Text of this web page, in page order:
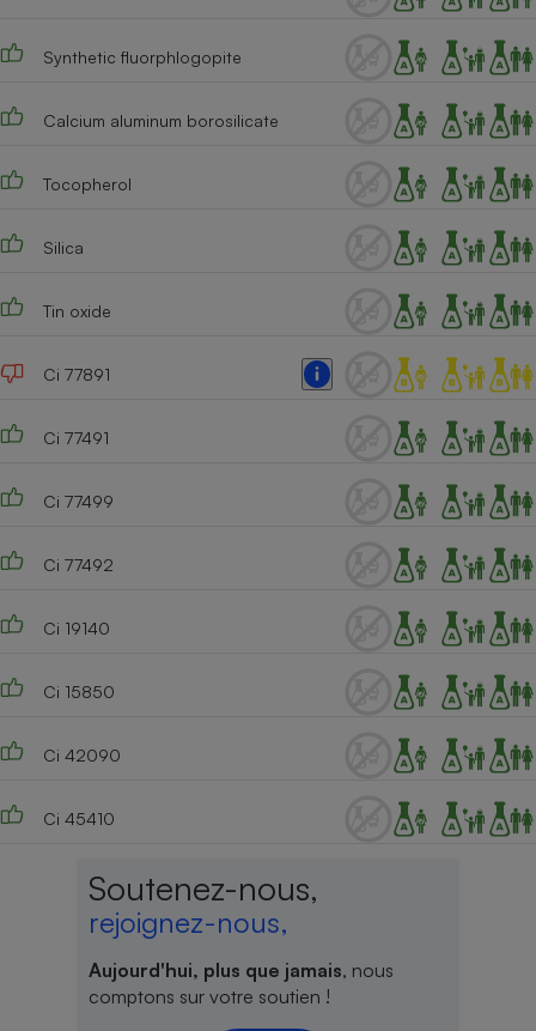
Synthetic fluorphlogopite
Calcium aluminum borosilicate
Tocopherol
Silica
Tin oxide
Ci 77891
Ci 77491
Ci 77499
Ci 77492
Ci 19140
Ci 15850
Ci 42090
Ci 45410
Soutenez-nous,
rejoignez-nous,
Aujourd'hui, plus que jamais, nous
comptons sur votre soutien !